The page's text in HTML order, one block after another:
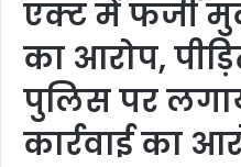
एक्ट में फर्जी
का आरोप,
पुलिस पर
कार्रवाई का